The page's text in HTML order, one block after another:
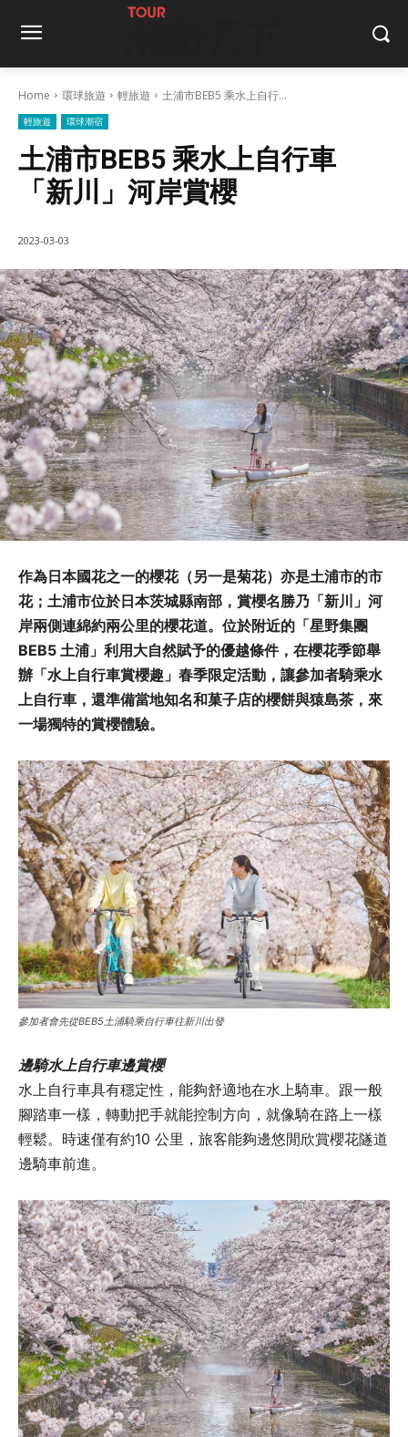
Home 環球旅遊 輕旅遊 土浦市BEB5 乘水上自行...
輕旅遊 環球潮宿
土浦市BEB5 乘水上自行車
「新川」河岸賞櫻
2023-03-03
作為日本國花之一的櫻花（另一是菊花）亦是土浦市的市
花；土浦市位於日本茨城縣南部，賞櫻名勝乃「新川」河
岸兩側連綿約兩公里的櫻花道。位於附近的「星野集團
BEB5 土浦」利用大自然賦予的優越條件，在櫻花季節舉
辦「水上自行車賞櫻趣」春季限定活動，讓參加者騎乘水
上自行車，還準備當地知名和菓子店的櫻餅與猿島茶，來
一場獨特的賞櫻體驗。
參加者會先從BEB5土浦騎乘自行車往新川出發
邊騎水上自行車邊賞櫻
水上自行車具有穩定性，能夠舒適地在水上騎車。跟一般
腳踏車一樣，轉動把手就能控制方向，就像騎在路上一樣
輕鬆。時速僅有約10 公里，旅客能夠邊悠閒欣賞櫻花隧道
邊騎車前進。